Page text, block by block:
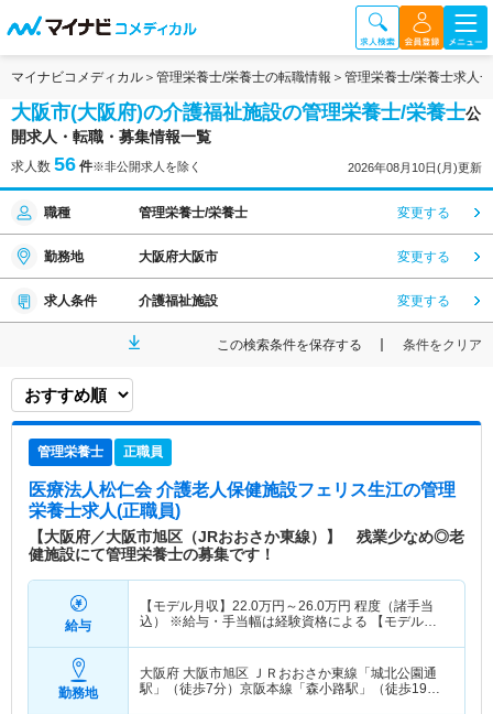
マイナビコメディカル 管理栄養士/栄養士の転職情報 管理栄養士/栄養士求人
大阪市(大阪府)の介護福祉施設の管理栄養士/栄養士公
開求人・転職・募集情報一覧
求人数 56 件※非公開求人を除く 2026年08月10日(月)更新
職種 管理栄養士/栄養士 変更する
勤務地 大阪府大阪市 変更する
求人条件 介護福祉施設 変更する
この検索条件を保存する 条件をクリア
管理栄養士 正職員
医療法人松仁会 介護老人保健施設フェリス生江の管理
栄養士求人(正職員)
【大阪府／大阪市旭区（JRおおさか東線）】 残業少なめ◎老
健施設にて管理栄養士の募集です！
給与
【モデル月収】 22.0万円～26.0万円 程度（諸手当
込） ※給与・手当幅は経験資格による 【モデル年
勤務地
大阪府 大阪市旭区 ＪＲおおさか東線「城北公園通
駅」（徒歩7分）京阪本線「森小路駅」（徒歩19